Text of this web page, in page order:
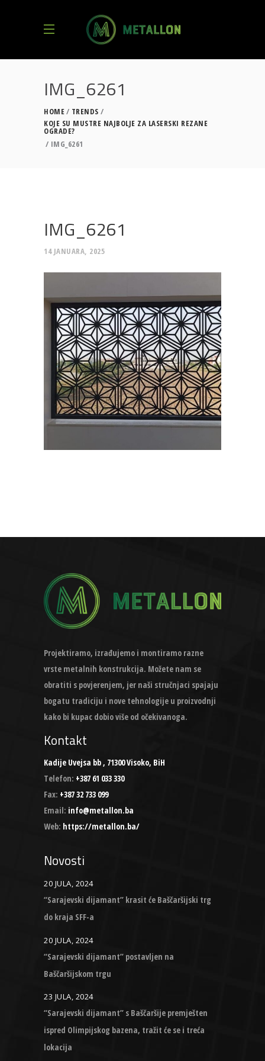
IMG_6261
HOME
TRENDS
KOJE SU MUSTRE NAJBOLJE ZA LASERSKI REZANE
OGRADE?
IMG_6261
IMG_6261
14 JANUARA, 2025
Projektiramo, izrađujemo i montiramo razne
vrste metalnih konstrukcija. Možete nam se
obratiti s povjerenjem, jer naši stručnjaci spajaju
bogatu tradiciju i nove tehnologije u proizvodnji
kako bi kupac dobio više od očekivanoga.
Kontakt
Kadije Uvejsa bb , 71300 Visoko, BiH
Telefon: +387 61 033 330
Fax: +387 32 733 099
Email: info@metallon.ba
Web: https://metallon.ba/
Novosti
20 JULA, 2024
“Sarajevski dijamant” krasit će Baščaršijski trg
do kraja SFF-a
20 JULA, 2024
“Sarajevski dijamant” postavljen na
Baščaršijskom trgu
23 JULA, 2024
“Sarajevski dijamant” s Baščaršije premješten
ispred Olimpijskog bazena, tražit će se i treća
lokacija